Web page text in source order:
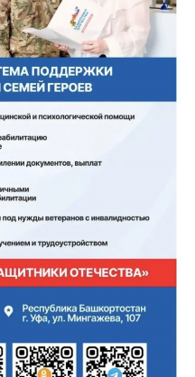
О ПРОТИВОДЕЙСТВИИ КОРРУПЦИИ
ПОРЯДОК ПРИЕМА ТРУПОВ ДЛЯ
ПРОВЕДЕНИЯ СУДЕБНО-
МЕДИЦИНСКОЙ ЭКСПЕРТИЗЫ
УСЛУГИ
ЛИЦЕНЗИИ
ИНФОРМАЦИЯ ДЛЯ ГРАЖДАН
ВОПРОС-ОТВЕТ
ОЦЕНКА КАЧЕСТВА РАБОТЫ